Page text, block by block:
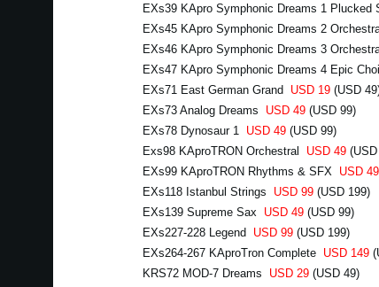
EXs39 KApro Symphonic Dreams 1 Plucked
EXs45 KApro Symphonic Dreams 2
EXs46 KApro Symphonic Dreams 3
EXs47 KApro Symphonic Dreams 4 Epic
EXs71 East German Grand USD 19(USD
EXs73 Analog Dreams USD 49(USD 99)
EXs78 Dynosaur 1 USD 49(USD 99)
Exs98 KAproTRON Orchestral USD 49(USD
EXs99 KAproTRON Rhythms & SFX USD 49
EXs118 Istanbul Strings USD 99(USD 199)
EXs139 Supreme Sax USD 49(USD 99)
EXs227-228 Legend USD 99(USD 199)
EXs264-267 KAproTron Complete USD 149
KRS72 MOD-7 Dreams USD 29(USD 49)